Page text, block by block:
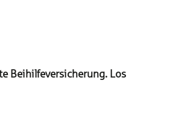
Beihilfeversicherung. Los